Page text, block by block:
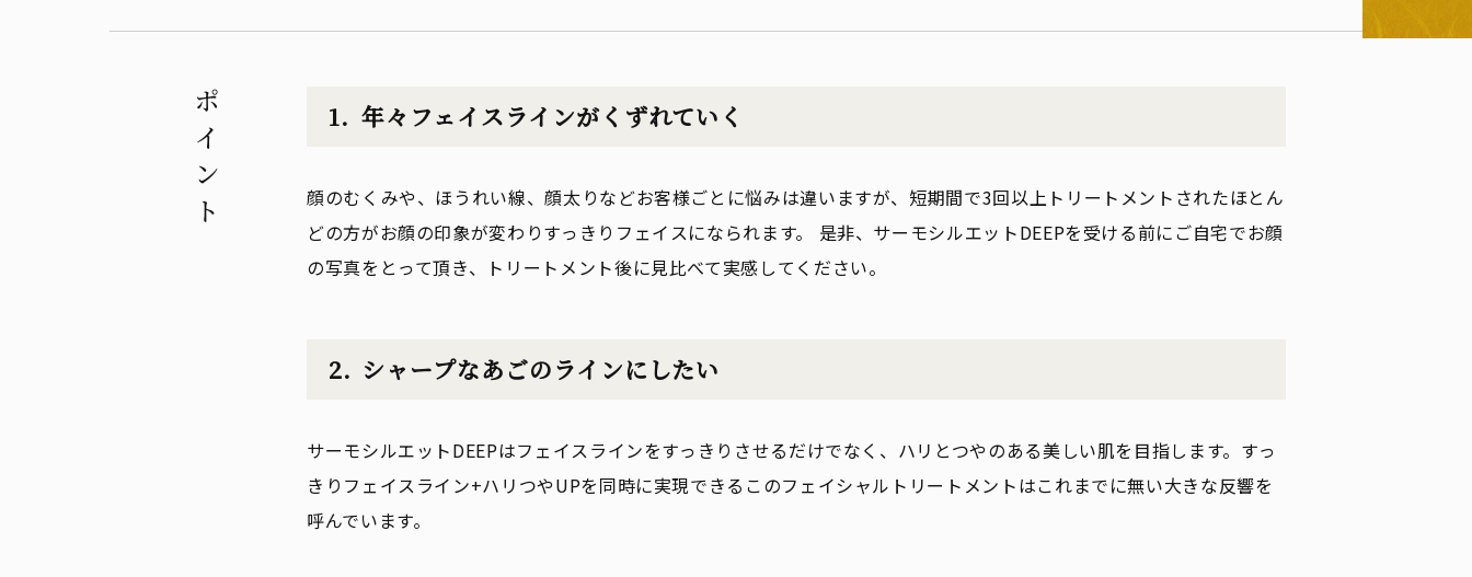
ポイント 年々フェイスラインがくずれていく
顔のむくみや、ほうれい線、顔太りなどお客様ごとに悩みは違いますが、短期間で3回以上トリートメントされたほとん
どの方がお顔の印象が変わりすっきりフェイスになられます。 是非、サーモシルエットDEEPを受ける前にご自宅でお顔
の写真をとって頂き、トリートメント後に見比べて実感してください。
シャープなあごのラインにしたい
サーモシルエットDEEPはフェイスラインをすっきりさせるだけでなく、ハリとつやのある美しい肌を目指します。すっ
きりフェイスライン+ハリつやUPを同時に実現できるこのフェイシャルトリートメントはこれまでに無い大きな反響を
呼んでいます。